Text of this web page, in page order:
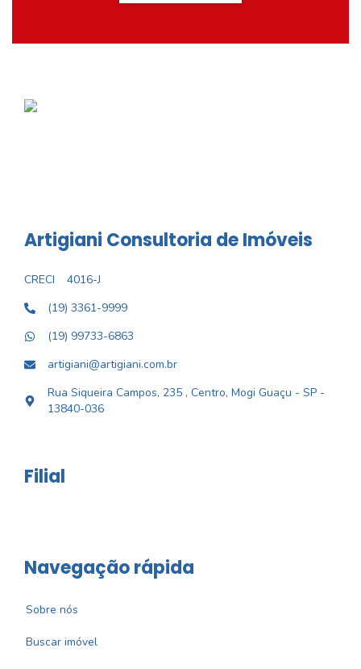
Artigiani Consultoria de Imóveis
CRECI
4016-J
(19) 3361-9999
(19) 99733-6863
artigiani@artigiani.com.br
Rua Siqueira Campos, 235 , Centro, Mogi Guaçu - SP -
13840-036
Filial
Navegação rápida
Sobre nós
Buscar imóvel